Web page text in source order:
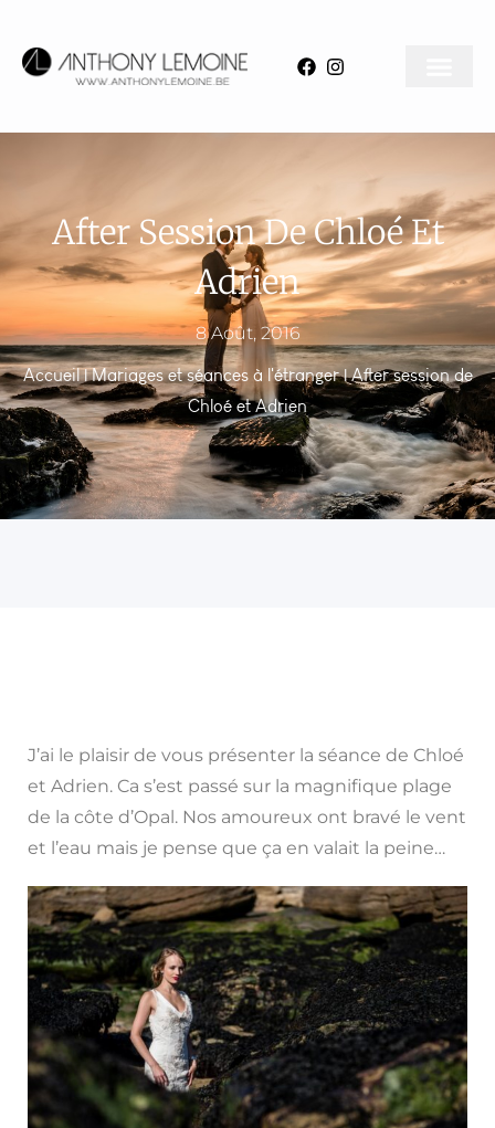
After Session De Chloé Et
Adrien
8 Août, 2016
Accueil|Mariages et séances à l'étranger|After session de
Chloé et Adrien
J’ai le plaisir de vous présenter la séance de Chloé
et Adrien. Ca s’est passé sur la magnifique plage
de la côte d’Opal. Nos amoureux ont bravé le vent
et l’eau mais je pense que ça en valait la peine…